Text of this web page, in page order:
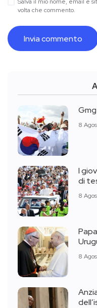
volta che commento.
8
I
di
8
8